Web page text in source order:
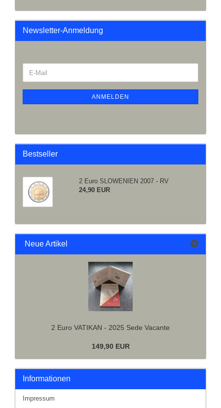
Newsletter-Anmeldung
ANMELDEN
Bestseller
2 Euro SLOWENIEN 2007 - RV
24,90 EUR
Neue Artikel
2 Euro VATIKAN - 2025 Sede Vacante
149,90 EUR
Informationen
Impressum